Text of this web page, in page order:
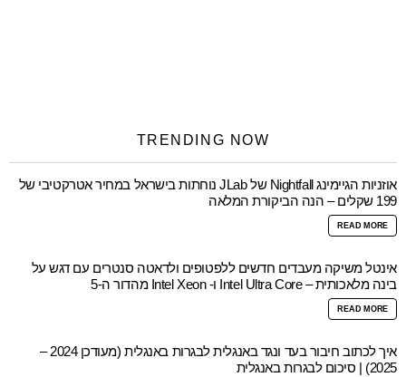
TRENDING NOW
אוזניות הגיימינג Nightfall של JLab נוחתות בישראל במחיר אטרקטיבי של
199 שקלים – הנה הביקורת המלאה
READ MORE
אינטל משיקה מעבדים חדשים ללפטופים ולדאטה סנטרים עם דגש על
בינה מלאכותית – Intel Ultra Core ו- Intel Xeon מהדור ה-5
READ MORE
איך לכתוב חיבור בעד ונגד באנגלית לבגרות באנגלית (מעודכן 2024 –
2025) | סיכום לבגרות באנגלית